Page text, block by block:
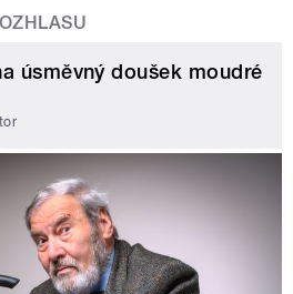
úsměvný doušek moudré